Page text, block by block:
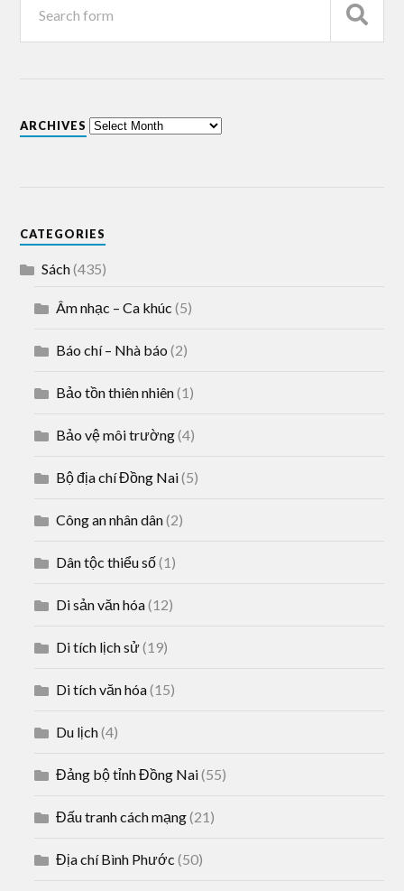
ARCHIVES
CATEGORIES
Sách(435)
Âm nhạc – Ca khúc (5)
Báo chí – Nhà báo (2)
Bảo tồn thiên nhiên(1)
Bảo vệ môi trường(4)
Bộ địa chí Đồng Nai(5)
Công an nhân dân(2)
Dân tộc thiểu số(1)
Di sản văn hóa(12)
Di tích lịch sử(19)
Di tích văn hóa(15)
Du lịch(4)
Đảng bộ tỉnh Đồng Nai(55)
Đấu tranh cách mạng(21)
Địa chí Bình Phước (50)